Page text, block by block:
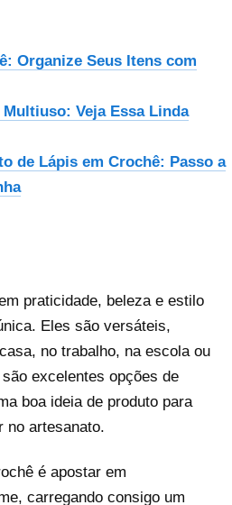
Organize Seus Itens com
Veja Essa Linda
de Lápis em Crochê: Passo a
praticidade, beleza e estilo
Eles são versáteis,
no trabalho, na escola ou
excelentes opções de
boa ideia de produto para
no artesanato.
é apostar em
carregando consigo um